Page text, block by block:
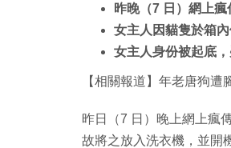
昨晚（7 日）網上
女主人因貓隻於箱
女主人身份被起底
【相關報道】年老唐狗
昨日（7 日）晚上網上瘋
故將之放入洗衣機，並開